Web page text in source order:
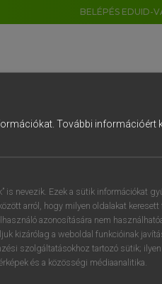
BELÉPÉS EDUID-
További információért
nevezik. Ezek a sütik információkat
arról, hogy milyen oldalakat keresett
azonosítására nem
kizárólag a weboldal funkcióinak
szolgáltatásokhoz tartozó sütik;
és a közösségi médiaanalitika.
6 7 8 9
t z u i
h j k l é
b n m , .